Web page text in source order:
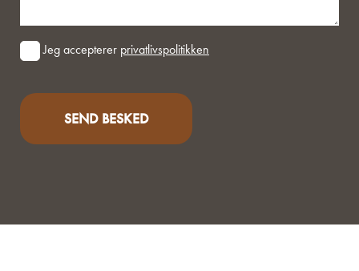
ConsentJeg accepterer privatlivspolitikken